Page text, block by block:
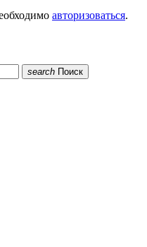
авторизоваться.
search Поиск